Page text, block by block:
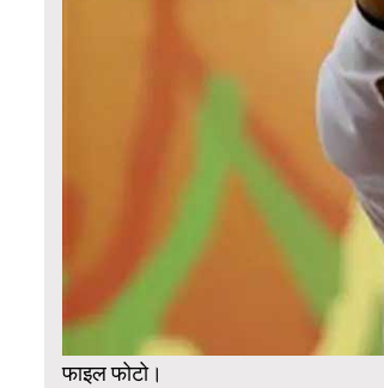
फाइल फोटो।